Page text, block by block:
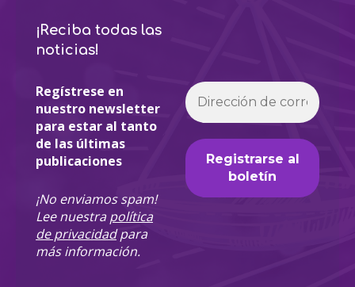
¡Reciba todas las
noticias!
Regístrese en
nuestro newsletter
para estar al tanto
de las últimas
publicaciones
¡No enviamos spam!
Lee nuestrapolítica
de privacidadpara
más información.